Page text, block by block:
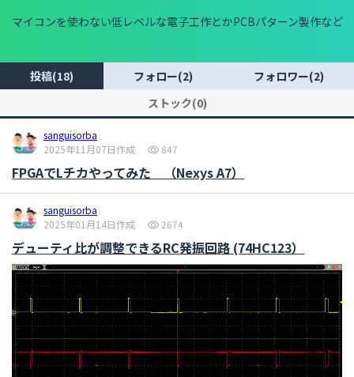
マイコンを使わない低レベルな電子工作とかPCBパターン製作など
投稿(18) フォロー(2)
フォロワー(2)
ストック(0)
sanguisorba
2025年11月07日作成
847
FPGAでLチカやってみた （Nexys A7）
sanguisorba
2025年01月14日作成
2674
デューティ比が調整できるRC発振回路 (74HC123）